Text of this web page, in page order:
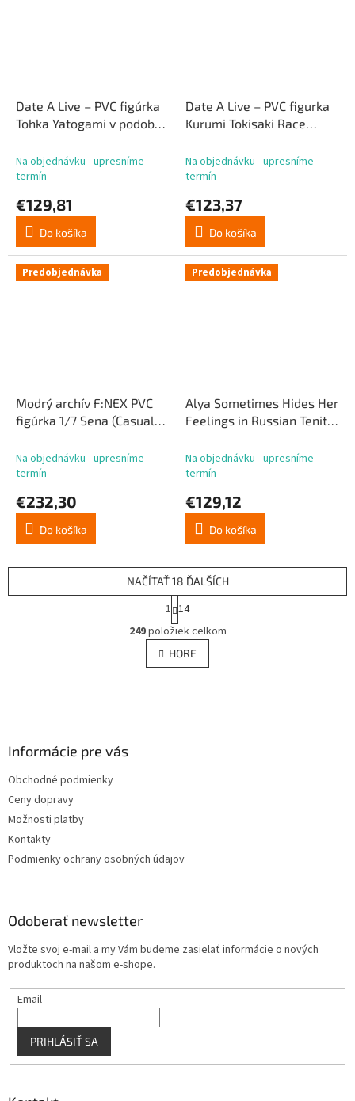
Date A Live – PVC figúrka
Tohka Yatogami v podobe
Tenitol, výška 30 cm
Na objednávku - upresníme
termín
€129,81
Do košíka
Date A Live – PVC figurka
Kurumi Tokisaki Race
výška 29 cm
Na objednávku - upresníme
termín
€123,37
Do košíka
Predobjednávka
Modrý archív F:NEX PVC
figúrka 1/7 Sena (Casual)
Na objednávku - upresníme
termín
€232,30
Do košíka
Predobjednávka
Alya Sometimes Hides Her
Feelings in Russian Tenitol
Suou Cheongsam Ver. 28
cm
Na objednávku - upresníme
termín
€129,12
Do košíka
O
v
l
á
p
NAČÍTAŤ 18 ĎALŠÍCH
S
t
r
á
n
k
v
1 14
249položiek celkom
HORE
Informácie pre vás
Obchodné podmienky
Ceny dopravy
Možnosti platby
Kontakty
Podmienky ochrany osobných údajov
Odoberať newsletter
Vložte svoj e-mail a my Vám budeme zasielať informácie o nových
produktoch na našom e-shope.
Email
PRIHLÁSIŤ SA